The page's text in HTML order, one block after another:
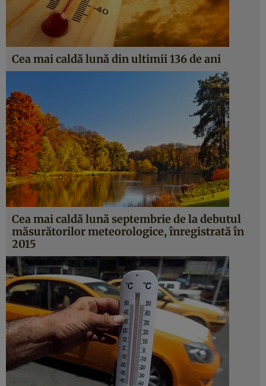
Cea mai caldă lună din ultimii 136 de ani
Cea mai caldă lună septembrie de la debutul
măsurătorilor meteorologice, înregistrată în
2015